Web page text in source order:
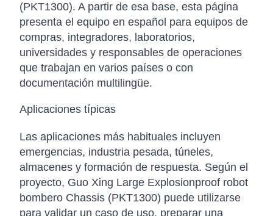
(PKT1300). A partir de esa base, esta página
presenta el equipo en español para equipos de
compras, integradores, laboratorios,
universidades y responsables de operaciones
que trabajan en varios países o con
documentación multilingüe.
Aplicaciones típicas
Las aplicaciones más habituales incluyen
emergencias, industria pesada, túneles,
almacenes y formación de respuesta. Según el
proyecto, Guo Xing Large Explosionproof robot
bombero Chassis (PKT1300) puede utilizarse
para validar un caso de uso, preparar una